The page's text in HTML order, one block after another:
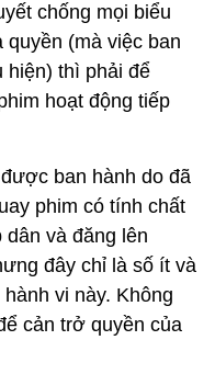
chống mọi biểu
quyền (mà việc ban
hiện) thì phải để
hoạt động tiếp
ban hành do đã
phim có tính chất
dân và đăng lên
đây chỉ là số ít và
vi này. Không
cản trở quyền của